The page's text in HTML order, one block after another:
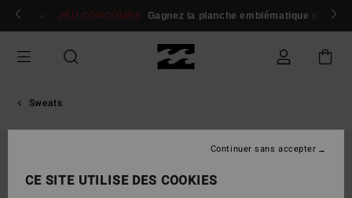
Passer
Se connecter / s'inscrire
JEU CONCOURS Gagnez la planche emblématique d'Andy
Sweats
CE SITE UTILISE DES COOKIES
Continuer sans accepter